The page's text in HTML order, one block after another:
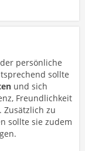
persönliche
sollte
und sich
Freundlichkeit
zu
sollte sie zudem